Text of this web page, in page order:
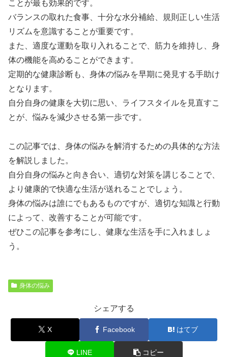
ことが最も効果的です。
バランスの取れた食事、十分な水分補給、規則正しい生活
リズムを意識することが重要です。
また、適度な運動を取り入れることで、筋力を維持し、身
体の機能を高めることができます。
定期的な健康診断も、身体の悩みを早期に発見する手助け
となります。
自分自身の健康を大切に思い、ライフスタイルを見直すこ
とが、悩みを減少させる第一歩です。
この記事では、身体の悩みを解消するための具体的な方法
を解説しました。
自分自身の悩みと向き合い、適切な対策を講じることで、
より健康的で快適な生活が送れることでしょう。
身体の悩みは誰にでもあるものですが、適切な知識と行動
によって、改善することが可能です。
ぜひこの記事を参考にし、健康な生活を手に入れましょ
う。
身体の悩み
シェアする
X Facebook はてブ
LINE コピー